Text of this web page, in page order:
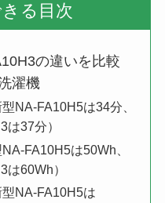
る目次
の違いを比較
濯機
NA-FA10H5は34分、
37分）
FA10H5は50Wh、
60Wh）
NA-FA10H5は